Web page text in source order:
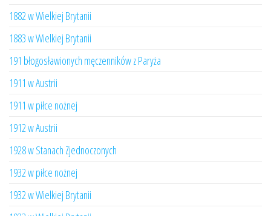
1882 w Wielkiej Brytanii
1883 w Wielkiej Brytanii
191 błogosławionych męczenników z Paryża
1911 w Austrii
1911 w piłce nożnej
1912 w Austrii
1928 w Stanach Zjednoczonych
1932 w piłce nożnej
1932 w Wielkiej Brytanii